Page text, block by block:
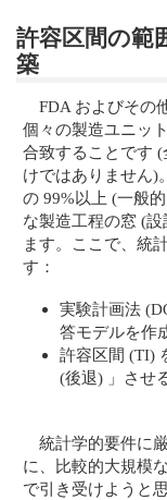
許容区間の範
築
FDA およびその
個々の製造ユニッ
合致することです
けではありません)
の 99%以上 (一般
な製造工程の窓 (
ます。ここで、統
す：
実験計画法
答モデルを作
許容区間 (TI)
(後退) 」させ
統計学的要件に
に、比較的大規模
で引き受けようと